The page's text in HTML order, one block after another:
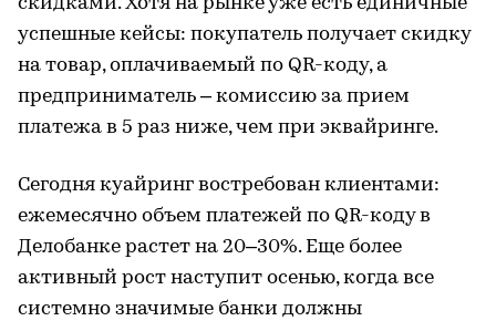
успешные кейсы: покупатель получает скидку
на товар, оплачиваемый по QR-коду, а
предприниматель – комиссию за прием
платежа в 5 раз ниже, чем при эквайринге.
Сегодня куайринг востребован клиентами:
ежемесячно объем платежей по QR-коду в
Делобанке растет на 20–30%. Еще более
активный рост наступит осенью, когда все
системно значимые банки должны